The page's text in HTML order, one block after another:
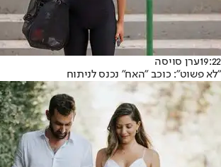
19:22ערן סויסה
"לא פשוט": כוכב "האח" נכנס לניתוח